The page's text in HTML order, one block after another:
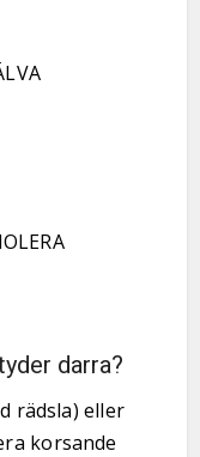
darra?
rädsla) eller
korsande